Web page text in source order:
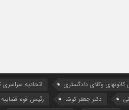
کانونهای وکلای دادگستری اتحادیه سراسری
دکتر جعفر کوشا رئیس قوه قضاییه